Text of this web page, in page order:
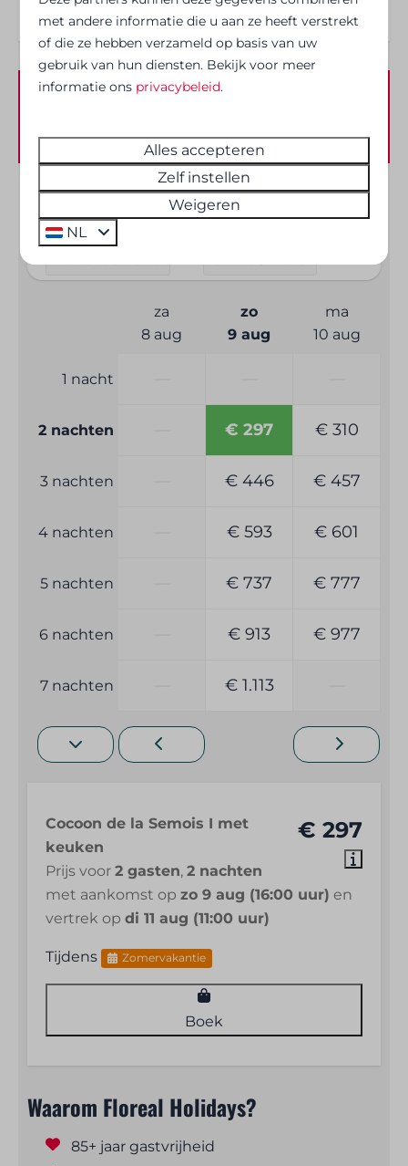
Veiligheid
Rookmelder
za
8 aug
zo
9 aug
ma
10 aug
1 nacht
2 nachten € 297 € 310
3 nachten € 446 € 457
4 nachten € 593 € 601
5 nachten € 737 € 777
6 nachten € 913 € 977
7 nachten € 1.113
€ 297
Cocoon de la Semois I met
keuken
Prijs voor 2 gasten, 2 nachten
met aankomst op zo 9 aug (16:00 uur) en
vertrek op di 11 aug (11:00 uur)
Tijdens Zomervakantie
Boek
Waarom Floreal Holidays?
85+ jaar gastvrijheid
met andere informatie die u aan ze heeft verstrekt
of die ze hebben verzameld op basis van uw
gebruik van hun diensten. Bekijk voor meer
informatie ons privacybeleid.
Alles accepteren
Zelf instellen
Weigeren
NL